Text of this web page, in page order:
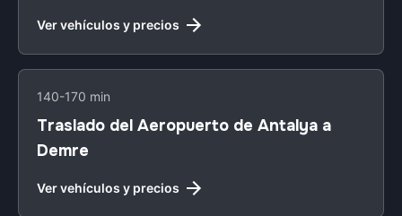
Ver vehículos y precios
140-170 min
Traslado del Aeropuerto de Antalya a
Demre
Ver vehículos y precios